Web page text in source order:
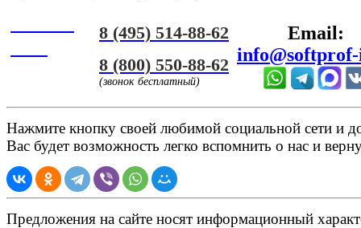
8 (495) 514-88-62
8 (800) 550-88-62
(звонок бесплатный)
Email:
Нажмите кнопку своей любимой социальной сети и
Вас будет возможность легко вспомнить о нас и
Предложения на сайте носят информационный